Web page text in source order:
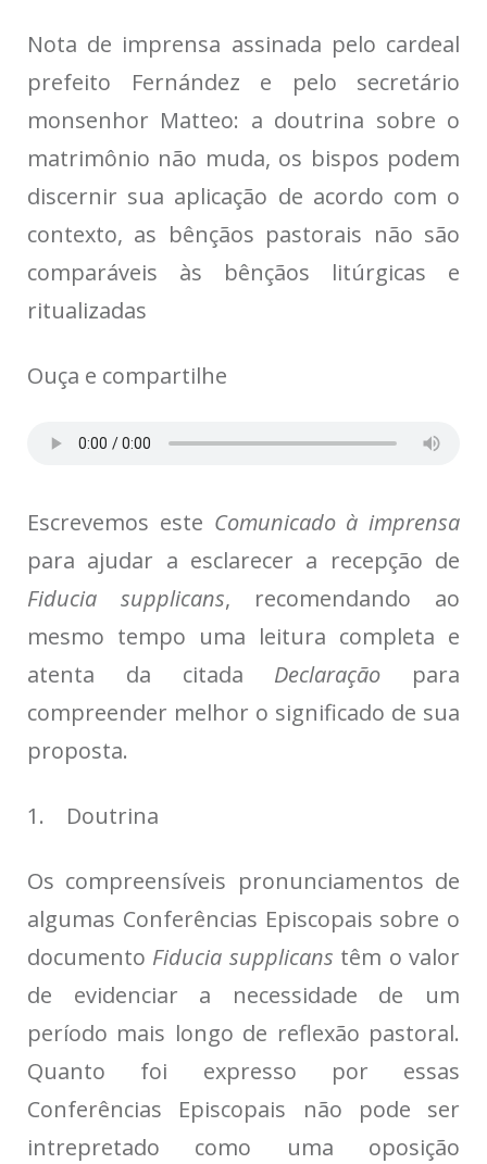
Nota de imprensa assinada pelo cardeal
prefeito Fernández e pelo secretário
monsenhor Matteo: a doutrina sobre o
matrimônio não muda, os bispos podem
discernir sua aplicação de acordo com o
contexto, as bênçãos pastorais não são
comparáveis às bênçãos litúrgicas e
ritualizadas
Ouça e compartilhe
Escrevemos este Comunicado à imprensa
para ajudar a esclarecer a recepção de
Fiducia supplicans, recomendando ao
mesmo tempo uma leitura completa e
atenta da citada Declaração para
compreender melhor o significado de sua
proposta.
1. Doutrina
Os compreensíveis pronunciamentos de
algumas Conferências Episcopais sobre o
documento Fiducia supplicans têm o valor
de evidenciar a necessidade de um
período mais longo de reflexão pastoral.
Quanto foi expresso por essas
Conferências Episcopais não pode ser
intrepretado como uma oposição